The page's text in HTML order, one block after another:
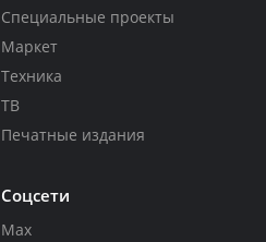
Специальные проекты
Маркет
Техника
ТВ
Печатные издания
Соцсети
Max